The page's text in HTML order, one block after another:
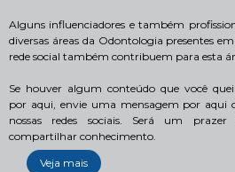
Alguns influenciadores e também
diversas áreas da Odontologia presentes em
rede social também contribuem para esta
Se houver algum conteúdo que você
por aqui, envie uma mensagem por aqui
nossas redes sociais. Será um prazer
compartilhar conhecimento.
Veja mais